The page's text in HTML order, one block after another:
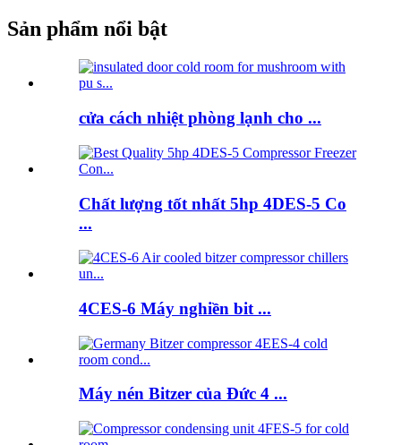
Sản phẩm nổi bật
cửa cách nhiệt phòng lạnh cho ...
Chất lượng tốt nhất 5hp 4DES-5 Co
...
4CES-6 Máy nghiền bit ...
Máy nén Bitzer của Đức 4 ...